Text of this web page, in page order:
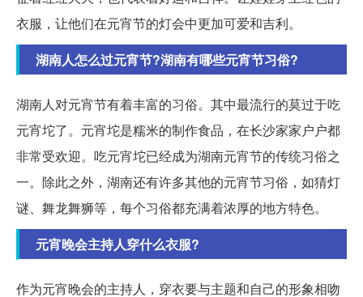
衣服，让他们在元宵节的灯会中更加可爱和吉利。
湖南人怎么过元宵节?湖南有哪些元宵节习俗?
湖南人对元宵节有着丰富的习俗。其中最流行的莫过于吃
元宵坨了。元宵坨是糯米的制作食品，在长沙家家户户都
非常受欢迎。吃元宵坨已经成为湖南元宵节的传统习俗之
一。除此之外，湖南还有许多其他的元宵节习俗，如猜灯
谜、舞龙舞狮等，每个习俗都充满着浓厚的地方特色。
元宵晚会主持人穿什么衣服?
作为元宵晚会的主持人，穿衣要与主题和自己的形象相吻